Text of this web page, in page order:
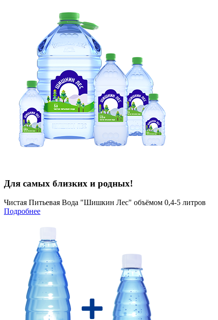
Для самых близких и родных!
Чистая Питьевая Вода "Шишкин Лес" объёмом 0,4-5 литров
Подробнее